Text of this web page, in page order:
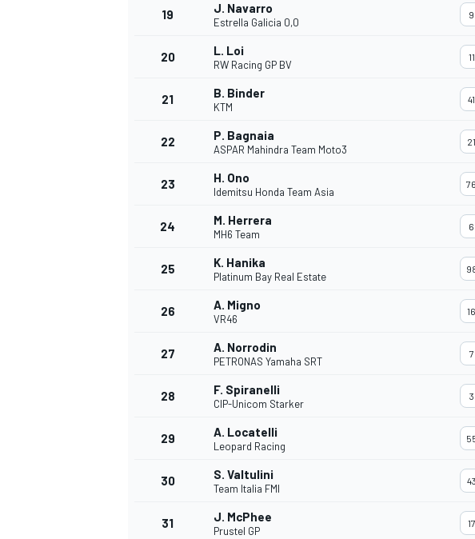
19 J. Navarro
Estrella Galicia 0,0
9
20 L. Loi
RW Racing GP BV
11
21 B. Binder
KTM
41
22 P. Bagnaia
ASPAR Mahindra Team Moto3
21
23 H. Ono
Idemitsu Honda Team Asia
76
24 M. Herrera
MH6 Team
6
25 K. Hanika
Platinum Bay Real Estate
26 A. Migno
VR46
16
27 A. Norrodin
PETRONAS Yamaha SRT
7
28 F. Spiranelli
CIP-Unicom Starker
3
29 A. Locatelli
Leopard Racing
30 S. Valtulini
Team Italia FMI
43
31 J. McPhee
Prustel GP
17